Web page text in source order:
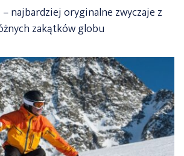
najbardziej oryginalne zwyczaje z
zakątków globu